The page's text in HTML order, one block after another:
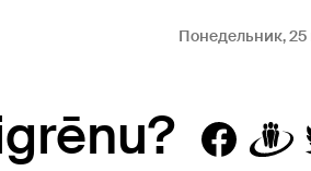
Понедельник,